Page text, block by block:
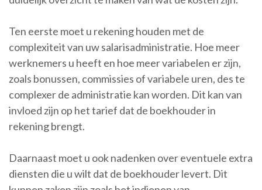
Ten eerste moet u rekening houden met de
complexiteit van uw salarisadministratie. Hoe meer
werknemers u heeft en hoe meer variabelen er zijn,
zoals bonussen, commissies of variabele uren, des te
complexer de administratie kan worden. Dit kan van
invloed zijn op het tarief dat de boekhouder in
rekening brengt.
Daarnaast moet u ook nadenken over eventuele extra
diensten die u wilt dat de boekhouder levert. Dit